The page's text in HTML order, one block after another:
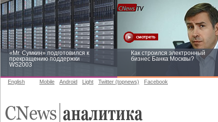
«Mr. Сумкин» подготовился к
прекращению поддержки
WS2003
Как строился электронный
бизнес Банка Москвы?
English Mobile Android Light Twitter (topnews) Facebook